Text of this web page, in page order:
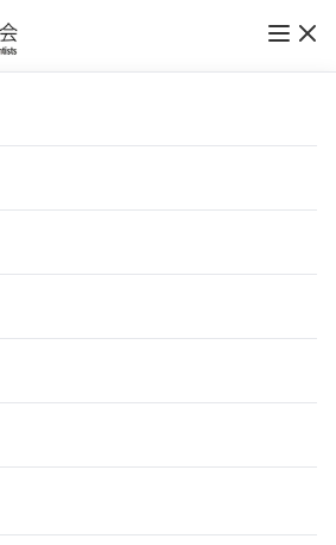
けていただくための「6つの指針」
科治療契約のための「7つの提言」
いて
マイルコンテスト 応募フ
公開日：2020年05月30日（土）
ルコンテスト入賞作品発表